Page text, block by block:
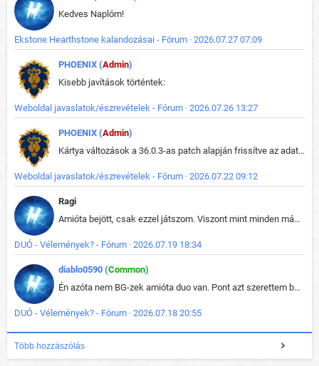
Kedves Naplóm!
Ekstone Hearthstone kalandozásai - Fórum · 2026.07.27 07:09
PHOENIX (Admin)
Kisebb javítások történtek:
Weboldal javaslatok/észrevételek - Fórum · 2026.07.26 13:27
PHOENIX (Admin)
Kártya változások a 36.0.3-as patch alapján frissítve az adatbázisban (képek is cserélve).
Weboldal javaslatok/észrevételek - Fórum · 2026.07.22 09:12
Ragi
Amióta bejött, csak ezzel játszom. Viszont mint minden más - akár az alapjáték is, ez is baromira összetett lett. Néha már pár kör után is esélytelen az egész. Vagy irreállisan túltápol valaki, vagy lelép a partner, vagy csak hülye mint a segg. És amikor eljönne az én időm, na akkor jön el mindenki másé is. Engem jobban érdekelne, hogy ki milyen ratingen szokott játszani. Na ez lenne egy érdekes adat.
DUÓ - Vélemények? - Fórum · 2026.07.19 18:34
diablo0590 (Common)
Én azóta nem BG-zek amióta duo van. Pont azt szerettem benne, hogy rajtam múlik mi történik, nem pedig a társamon. Kérem vissza a régi BG-t :D
DUÓ - Vélemények? - Fórum · 2026.07.18 20:55
Több hozzászólás